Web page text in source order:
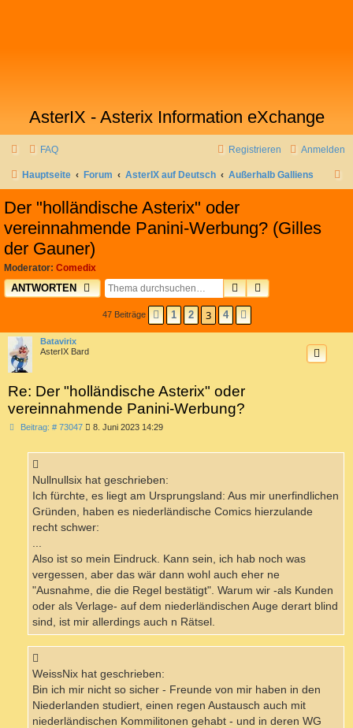
AsterIX - Asterix Information eXchange
FAQ Anmelden
Registrieren
Hauptseite Forum AsterIX auf Deutsch Außerhalb Galliens
Der "holländische Asterix" oder
vereinnahmende Panini-Werbung? (Gilles
der Gauner)
Moderator: Comedix
ANTWORTEN SUCHEERWEITERTE
47 Beiträge VORHERIGE
1 2 3 4
Batavirix
AsterIX Bard
Re: Der "holländische Asterix" oder
vereinnahmende Panini-Werbung?
Beitrag: # 73047B
a
8. Juni 2023 14:29
Nullnullsix hat geschrieben:
Ich fürchte, es liegt am Ursprungsland: Aus mir unerfindlichen
Gründen, haben es niederländische Comics hierzulande
recht schwer:
...
Also ist so mein Eindruck. Kann sein, ich hab noch was
vergessen, aber das wär dann wohl auch eher ne
"Ausnahme, die die Regel bestätigt". Warum wir -als Kunden
oder als Verlage- auf dem niederländischen Auge derart blind
sind, ist mir allerdings auch n Rätsel.
WeissNix hat geschrieben:
Bin ich mir nicht so sicher - Freunde von mir haben in den
Niederlanden studiert, einen regen Austausch auch mit
niederländischen Kommilitonen gehabt - und in deren WG